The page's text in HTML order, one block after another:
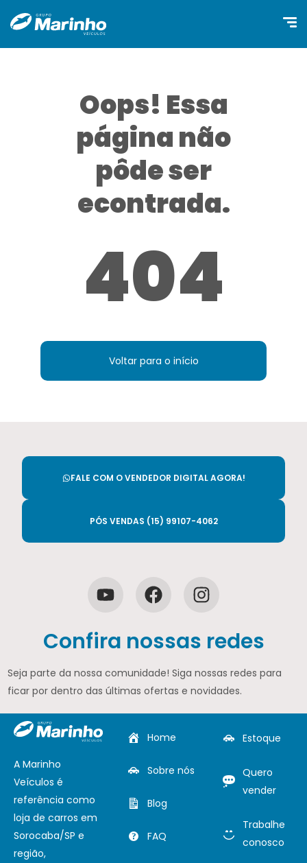
Oops! Essa
página não
pôde ser
econtrada.
404
Voltar para o início
FALE COM O VENDEDOR DIGITAL AGORA!
PÓS VENDAS (15) 99107-4062
Confira nossas redes
Seja parte da nossa comunidade! Siga nossas redes para
ficar por dentro das últimas ofertas e novidades.
A Marinho
Veículos é
referência como
loja de carros em
Sorocaba/SP e
região,
Home
Sobre nós
Blog
FAQ
Estoque
Quero
vender
Trabalhe
conosco